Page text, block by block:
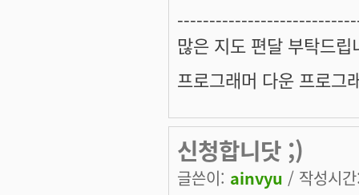
많은 지도 편달 부탁드
프로그래머 다운 프로그
신청합니닷 ;)
글쓴이: ainvyu / 작성시